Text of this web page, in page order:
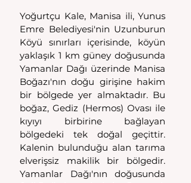
Yoğurtçu Kale, Manisa ili, Yunus
Emre Belediyesi'nin Uzunburun
Köyü sınırları içerisinde, köyün
yaklaşık 1 km güney doğusunda
Yamanlar Dağı üzerinde Manisa
Boğazı'nın doğu girişine hakim
bir bölgede yer almaktadır. Bu
boğaz, Gediz (Hermos) Ovası ile
kıyıyı birbirine bağlayan
bölgedeki tek doğal geçittir.
Kalenin bulunduğu alan tarıma
elverişsiz makilik bir bölgedir.
Yamanlar Dağı'nın doğusunda